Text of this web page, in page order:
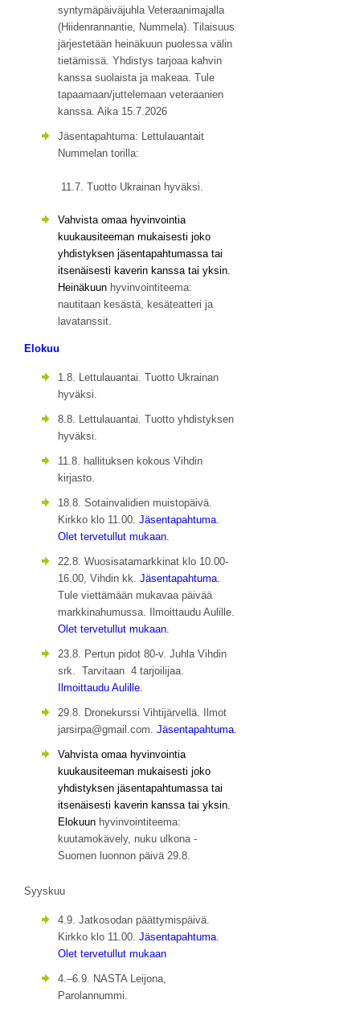
syntymäpäiväjuhla Veteraanimajalla
(Hiidenrannantie, Nummela). Tilaisuus
järjestetään heinäkuun puolessa välin
tietämissä. Yhdistys tarjoaa kahvin
kanssa suolaista ja makeaa. Tule
tapaamaan/juttelemaan veteraanien
kanssa. Aika 15.7.2026
Jäsentapahtuma: Lettulauantait
Nummelan torilla:
11.7. Tuotto Ukrainan hyväksi.
Vahvista omaa hyvinvointia
kuukausiteeman mukaisesti joko
yhdistyksen jäsentapahtumassa tai
itsenäisesti kaverin kanssa tai yksin.
Heinäkuun hyvinvointiteema:
nautitaan kesästä, kesäteatteri ja
lavatanssit.
Elokuu
1.8. Lettulauantai. Tuotto Ukrainan
hyväksi.
8.8. Lettulauantai. Tuotto yhdistyksen
hyväksi.
11.8. hallituksen kokous Vihdin
kirjasto.
18.8. Sotainvalidien muistopäivä.
Kirkko klo 11.00. Jäsentapahtuma.
Olet tervetullut mukaan.
22.8. Wuosisatamarkkinat klo 10.00-
16.00, Vihdin kk. Jäsentapahtuma.
Tule viettämään mukavaa päivää
markkinahumussa. Ilmoittaudu Aulille.
Olet tervetullut mukaan.
23.8. Pertun pidot 80-v. Juhla Vihdin
srk. Tarvitaan 4 tarjoilijaa.
Ilmoittaudu Aulille.
29.8. Dronekurssi Vihtijärvellä. Ilmot
jarsirpa@gmail.com. Jäsentapahtuma.
Vahvista omaa hyvinvointia
kuukausiteeman mukaisesti joko
yhdistyksen jäsentapahtumassa tai
itsenäisesti kaverin kanssa tai yksin.
Elokuun hyvinvointiteema:
kuutamokävely, nuku ulkona -
Suomen luonnon päivä 29.8.
Syyskuu
4.9. Jatkosodan päättymispäivä.
Kirkko klo 11.00. Jäsentapahtuma.
Olet tervetullut mukaan
4.–6.9. NASTA Leijona,
Parolannummi.